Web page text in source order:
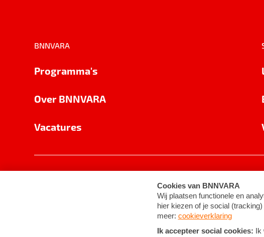
BNNVARA
Programma's
Over BNNVARA
Vacatures
Cookie-instellingen Algemene